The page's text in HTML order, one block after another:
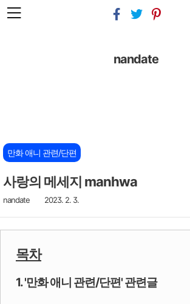
본문 바로가기
nandate
만화 애니 관련/단편
사랑의 메세지 manhwa
nandate 2023. 2. 3.
목차
1. '만화 애니 관련/단편' 관련글